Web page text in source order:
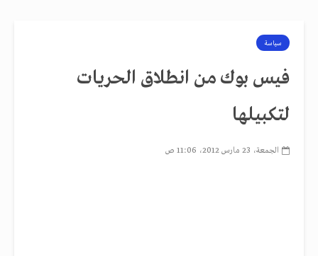
سياسة
فيس بوك من انطلاق الحريات
لتكبيلها
الجمعة، 23 مارس 2012، 11:06 ص